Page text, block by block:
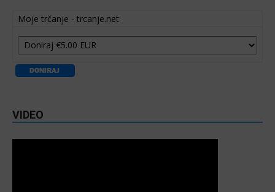
Moje trčanje - trcanje.net
VIDEO